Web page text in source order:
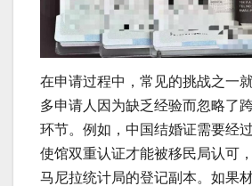
在申请过程中，常见的挑战之一
多申请人因为缺乏经验而忽略了
环节。例如，中国结婚证需要经
使馆双重认证才能被移民局认可
马尼拉统计局的登记副本。如果